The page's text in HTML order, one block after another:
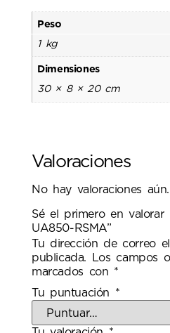
Peso
1 kg
Dimensiones
30 × 8 × 20 cm
Valoraciones
No hay valoraciones aún.
Sé el primero en valorar
UA850-RSMA”
Tu dirección de correo
publicada.
Los campos
marcados con *
Tu puntuación *